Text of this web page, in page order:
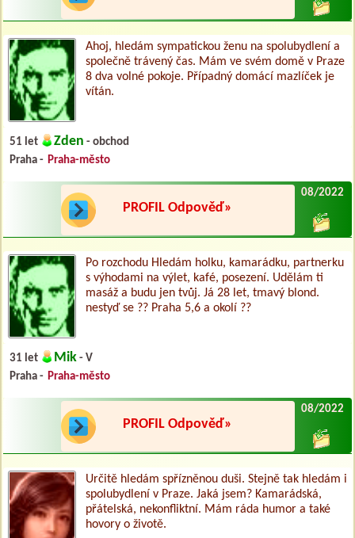
Ahoj, hledám sympatickou ženu na spolubydlení a
společně trávený čas. Mám ve svém domě v Praze
8 dva volné pokoje. Případný domácí mazlíček je
vítán.
51 let Zden - obchod
Praha - Praha-město
PROFIL Odpověď»
08/2022
Po rozchodu Hledám holku, kamarádku, partnerku
s výhodami na výlet, kafé, posezení. Udělám ti
masáž a budu jen tvůj. Já 28 let, tmavý blond.
nestyď se ?? Praha 5,6 a okolí ??
31 let Mik - V
Praha - Praha-město
PROFIL Odpověď»
08/2022
Určitě hledám spřízněnou duši. Stejně tak hledám i
spolubydlení v Praze. Jaká jsem? Kamarádská,
přátelská, nekonfliktní. Mám ráda humor a také
hovory o životě.